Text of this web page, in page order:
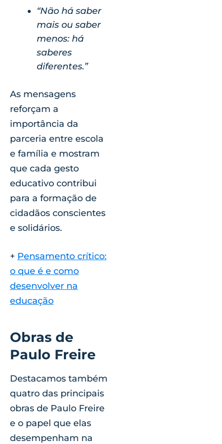
“Não há saber
mais ou saber
menos: há
saberes
diferentes.”
As mensagens
reforçam a
importância da
parceria entre escola
e família e mostram
que cada gesto
educativo contribui
para a formação de
cidadãos conscientes
e solidários.
+ Pensamento crítico:
o que é e como
desenvolver na
educação
Obras de
Paulo Freire
Destacamos também
quatro das principais
obras de Paulo Freire
e o papel que elas
desempenham na